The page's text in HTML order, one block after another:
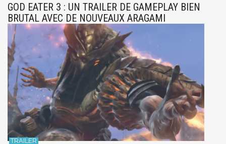
GOD EATER 3 : UN TRAILER DE GAMEPLAY BIEN
BRUTAL AVEC DE NOUVEAUX ARAGAMI